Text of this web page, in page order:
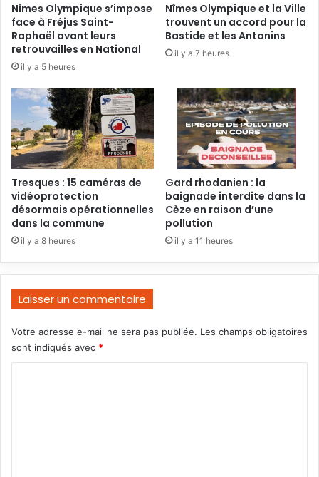
Nîmes Olympique s’impose
face à Fréjus Saint-
Raphaël avant leurs
retrouvailles en National
il y a 5 heures
Nîmes Olympique et la Ville
trouvent un accord pour la
Bastide et les Antonins
il y a 7 heures
Tresques : 15 caméras de
vidéoprotection
désormais opérationnelles
dans la commune
il y a 8 heures
Gard rhodanien : la
baignade interdite dans la
Cèze en raison d’une
pollution
il y a 11 heures
Laisser un commentaire
Votre adresse e-mail ne sera pas publiée. Les champs obligatoires
sont indiqués avec *